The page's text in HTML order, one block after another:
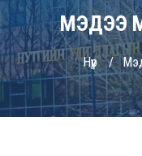
МЭДЭЭ
Нүүр